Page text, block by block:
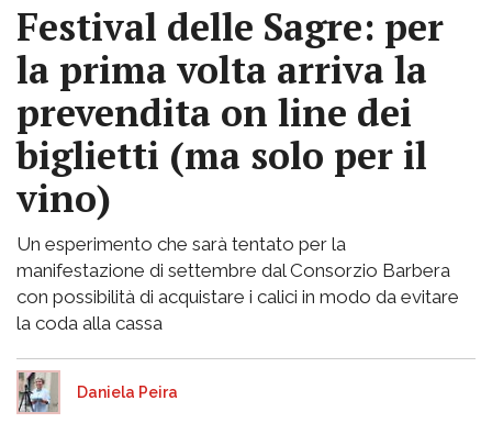
Festival delle Sagre: per
la prima volta arriva la
prevendita on line dei
biglietti (ma solo per il
vino)
Un esperimento che sarà tentato per la
manifestazione di settembre dal Consorzio Barbera
con possibilità di acquistare i calici in modo da evitare
la coda alla cassa
Daniela Peira